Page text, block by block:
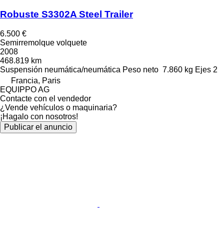
Robuste S3302A Steel Trailer
6.500 €
Semirremolque volquete
2008
468.819 km
Suspensión neumática/neumática Peso neto 7.860 kg Ejes 2
Francia, Paris
EQUIPPO AG
Contacte con el vendedor
¿Vende vehículos o maquinaria?
¡Hagalo con nosotros!
Publicar el anuncio